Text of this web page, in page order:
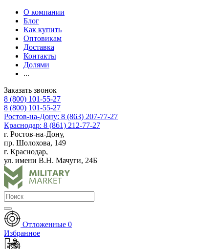
О компании
Блог
Как купить
Оптовикам
Доставка
Контакты
Долями
...
Заказать звонок
8 (800) 101-55-27
8 (800) 101-55-27
Ростов-на-Дону: 8 (863) 207-77-27
Краснодар: 8 (861) 212-77-27
г. Ростов-на-Дону,
пр. Шолохова, 149
г. Краснодар,
ул. имени В.Н. Мачуги, 24Б
Отложенные 0
Избранное